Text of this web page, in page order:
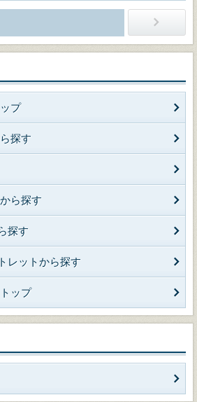
プ
探す
ら探す
探す
レットから探す
ップ